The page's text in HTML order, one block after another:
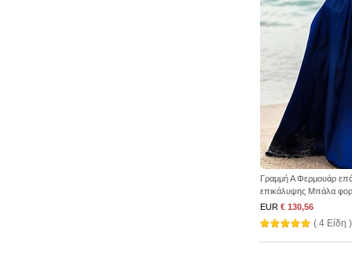
Γραμμή Α Φερμουάρ
επικάλυψης Μπάλα
EUR € 130,56
( 4 Είδη )